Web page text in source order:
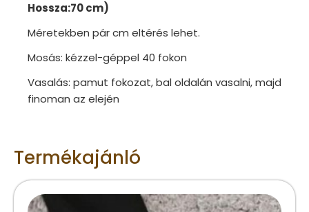
Hossza:70 cm)
Méretekben pár cm eltérés lehet.
Mosás: kézzel-géppel 40 fokon
Vasalás: pamut fokozat, bal oldalán vasalni, majd
finoman az elején
Termékajánló